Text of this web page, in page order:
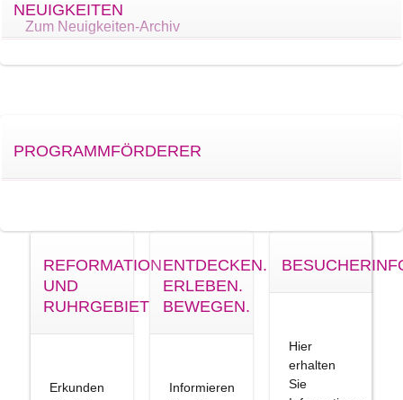
NEUIGKEITEN
Zum Neuigkeiten-Archiv
PROGRAMMFÖRDERER
REFORMATION
UND
RUHRGEBIET
Erkunden
ENTDECKEN.
ERLEBEN.
BEWEGEN.
Informieren
Hier
erhalten
Sie